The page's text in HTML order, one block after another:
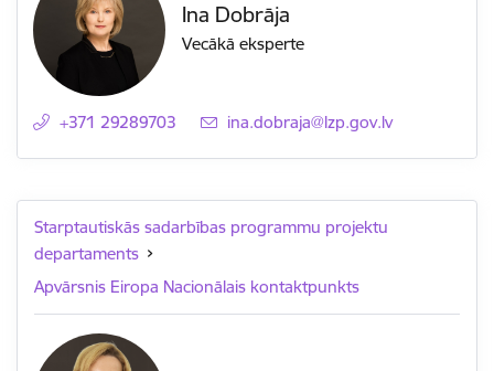
Ina Dobrāja
Vecākā eksperte
+371 29289703 E-pasts:
ina.dobraja@lzp.gov.lv
Starptautiskās sadarbības programmu projektu
departaments
Apvārsnis Eiropa Nacionālais kontaktpunkts